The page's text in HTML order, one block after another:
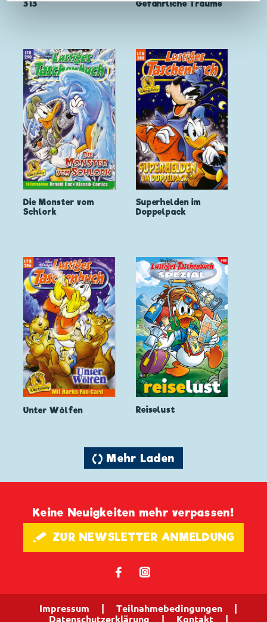
313 Gefährliche Träume
Die Monster vom
Schlork
Superhelden im
Doppelpack
Unter Wölfen Reiselust
🔄 Mehr Laden
Keine Neuigkeiten mehr verpassen!
🖋 ZUR NEWSLETTER ANMELDUNG
𝖿 📷
Impressum Teilnahmebedingungen
Datenschutzerklärung
Kontakt